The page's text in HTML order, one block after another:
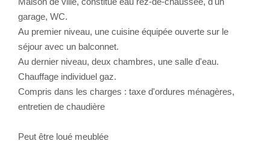
CONTACT
garage, WC.
Au premier niveau, une cuisine équipée ouverte sur le
séjour avec un balconnet.
Au dernier niveau, deux chambres, une salle d'eau.
Chauffage individuel gaz.
Compris dans les charges : taxe d'ordures ménagères,
entretien de chaudière
Peut être loué meublée